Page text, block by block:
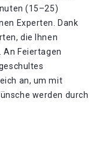
(15–25)
Experten. Dank
die Ihnen
Feiertagen
an, um mit
werden durch